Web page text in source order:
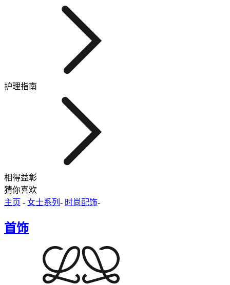
护理指南
相得益彰
猜你喜欢
主页 - 女士系列 - 时尚配饰-
首饰